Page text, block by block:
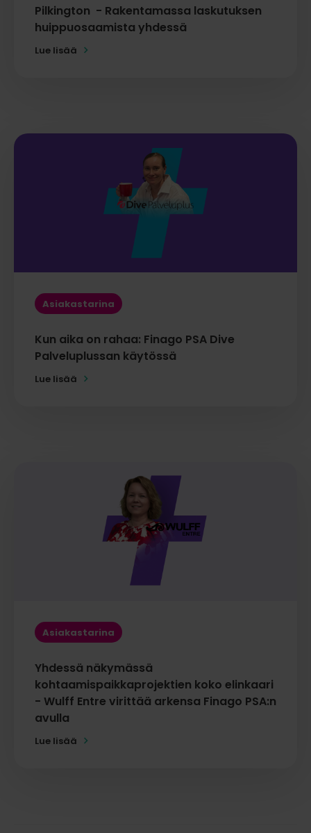
Pilkington - Rakentamassa laskutuksen
huippuosaamista yhdessä
Lue lisää
Asiakastarina
Kun aika on rahaa: Finago PSA Dive
Palveluplussan käytössä
Lue lisää
Asiakastarina
Yhdessä näkymässä
kohtaamispaikkaprojektien koko elinkaari
- Wulff Entre virittää arkensa Finago PSA:n
avulla
Lue lisää